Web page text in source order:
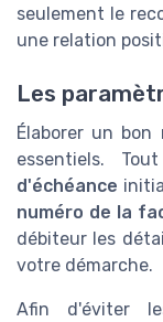
seulement le
une relation
Les
Élaborer un bon
essentiels.
d'échéance
numéro de la
débiteur les
votre démarche.
Afin d'éviter